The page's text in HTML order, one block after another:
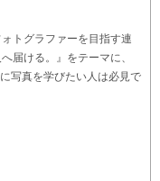
トグラファーを目指す連
届ける。』をテーマに、
写真を学びたい人は必見で